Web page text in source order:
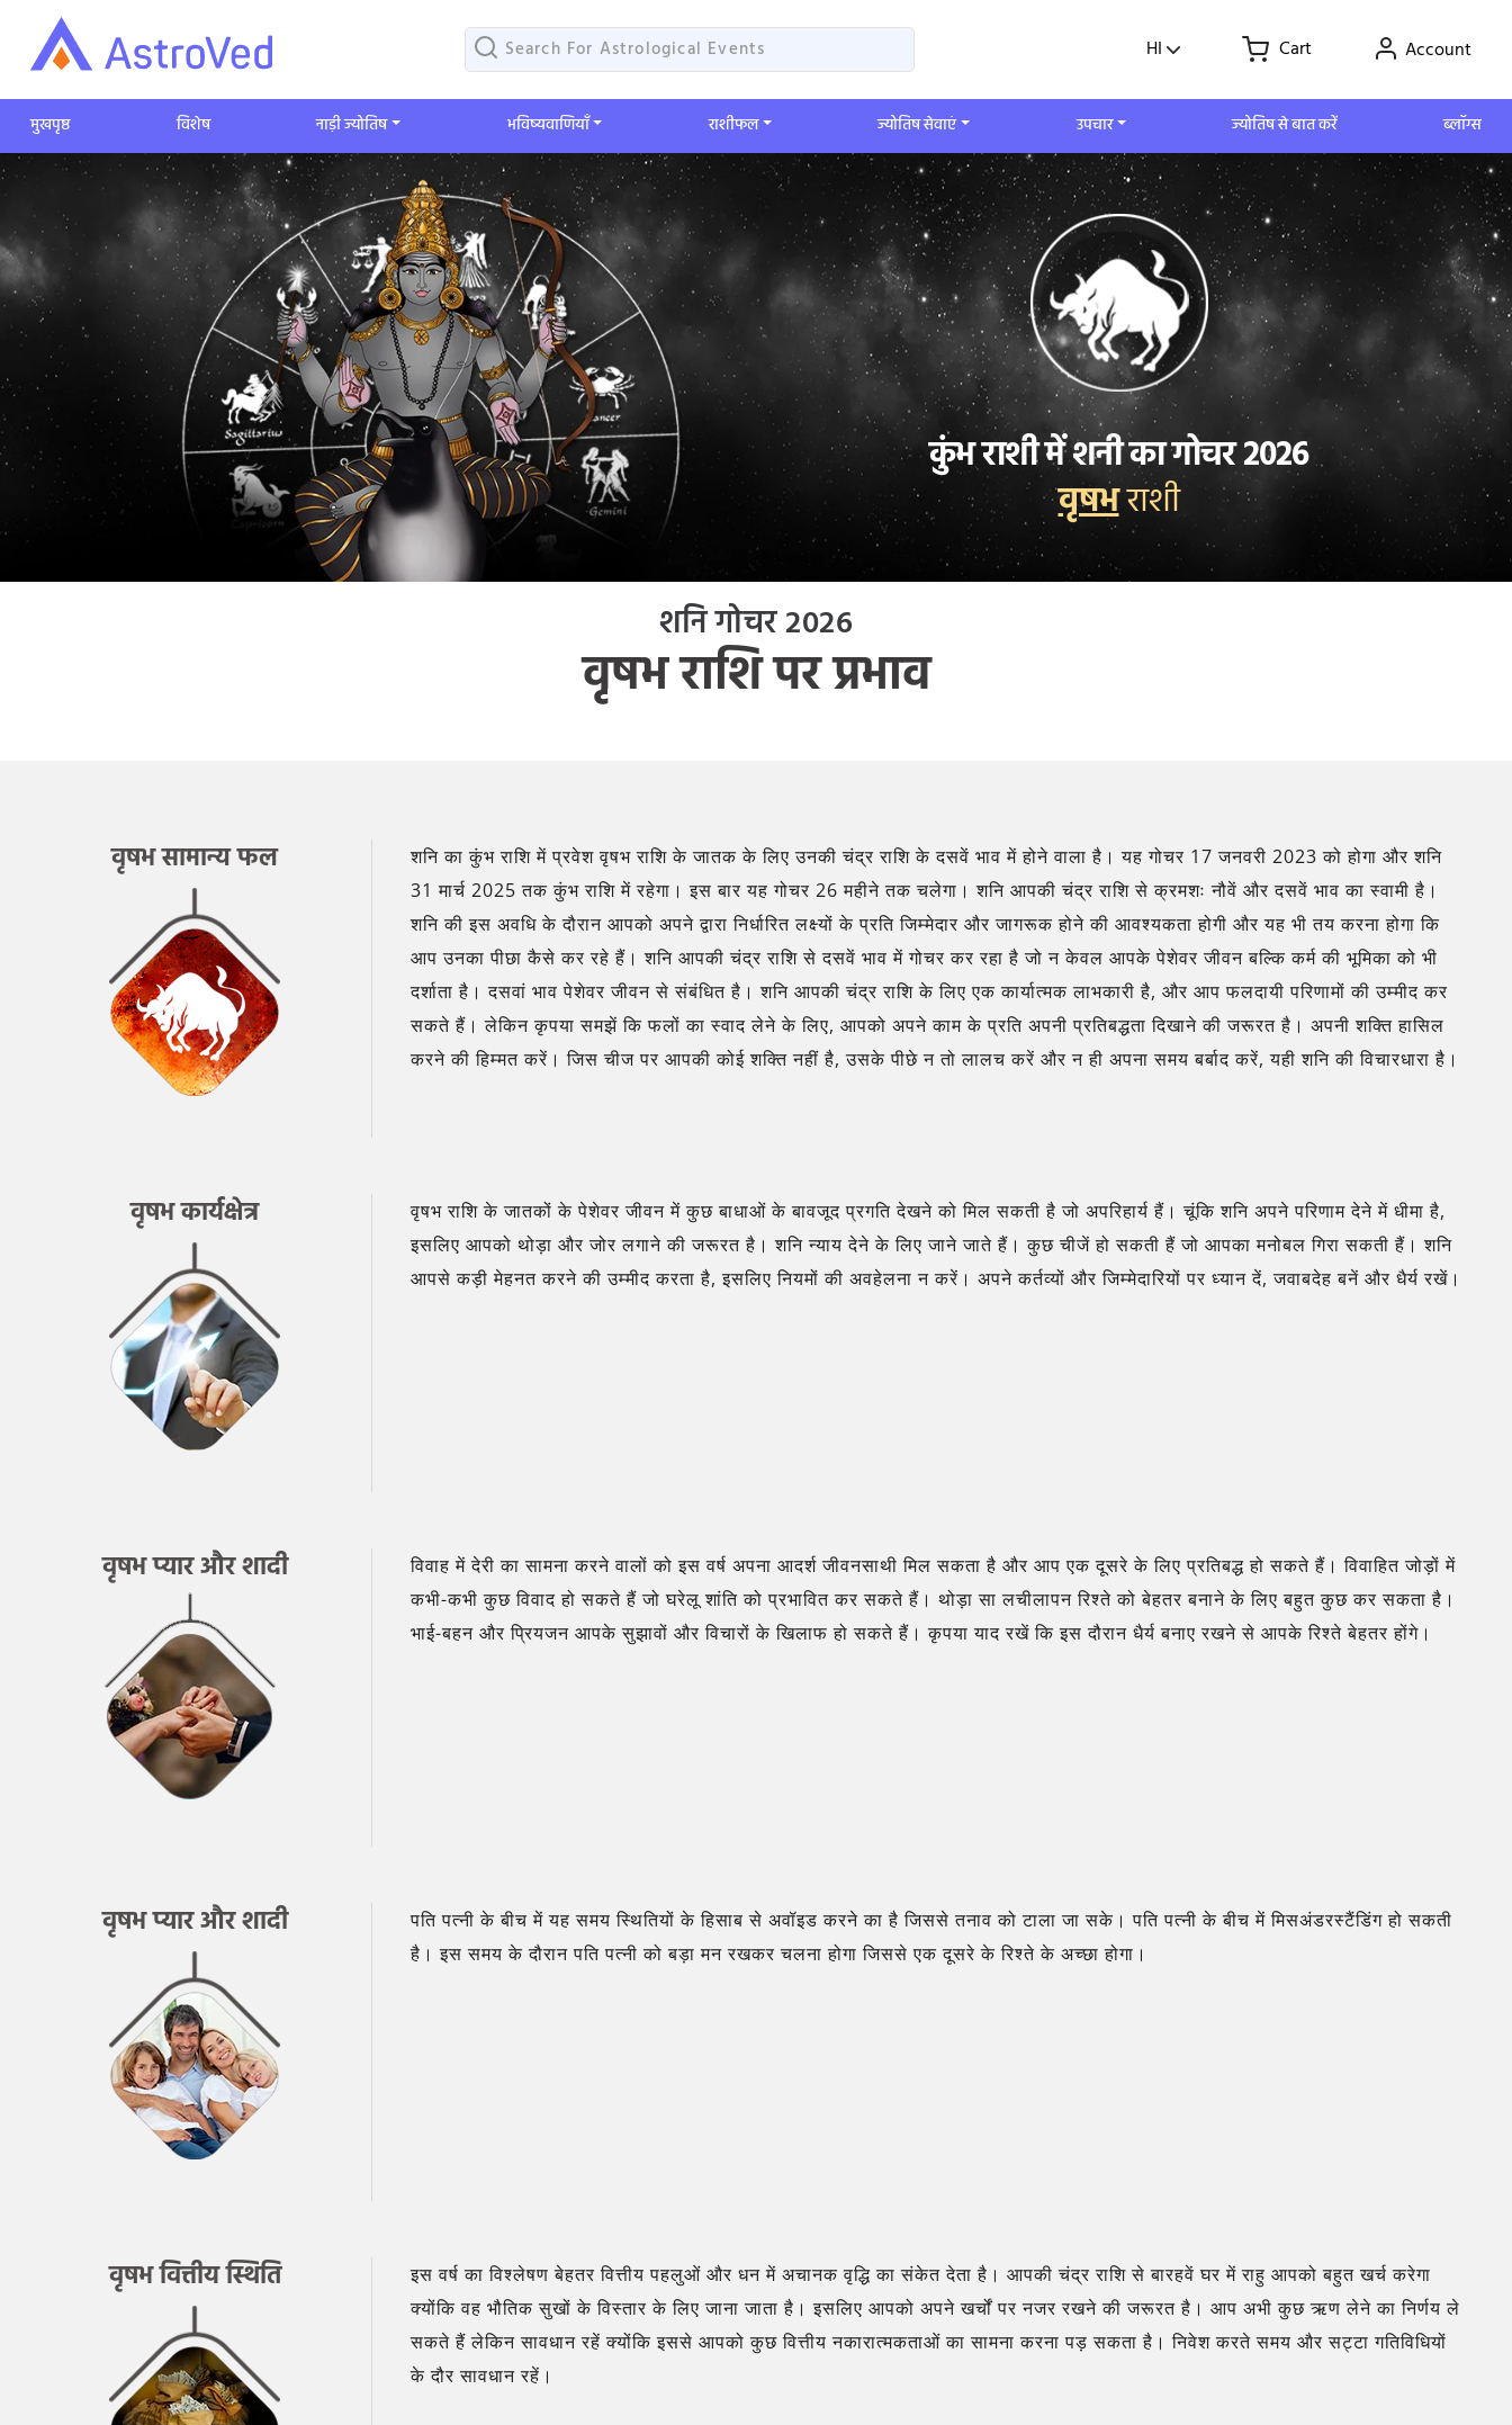
HI Cart Account
मुखपृष्ठ विशेष ​नाड़ी ज्योतिष भविष्यवाणियाँ ​राशीफल ज्योतिष सेवाएं उपचार ज्योतिष से बात करें ब्लॉग्स
कुंभ राशी में शनी का गोचर 2026
वृषभराशी
शनि गोचर 2026
वृषभ राशि पर प्रभाव
वृषभ सामान्य फल
शनि का कुंभ राशि में प्रवेश वृषभ राशि के जातक के लिए उनकी चंद्र राशि के दसवें भाव में होने वाला है। यह गोचर 17 जनवरी 2023 को होगा और शनि
31 मार्च 2025 तक कुंभ राशि में रहेगा। इस बार यह गोचर 26 महीने तक चलेगा। शनि आपकी चंद्र राशि से क्रमशः नौवें और दसवें भाव का स्वामी है।
शनि की इस अवधि के दौरान आपको अपने द्वारा निर्धारित लक्ष्यों के प्रति जिम्मेदार और जागरूक होने की आवश्यकता होगी और यह भी तय करना होगा कि
आप उनका पीछा कैसे कर रहे हैं। शनि आपकी चंद्र राशि से दसवें भाव में गोचर कर रहा है जो न केवल आपके पेशेवर जीवन बल्कि कर्म की भूमिका को भी
दर्शाता है। दसवां भाव पेशेवर जीवन से संबंधित है। शनि आपकी चंद्र राशि के लिए एक कार्यात्मक लाभकारी है, और आप फलदायी परिणामों की उम्मीद कर
सकते हैं। लेकिन कृपया समझें कि फलों का स्वाद लेने के लिए, आपको अपने काम के प्रति अपनी प्रतिबद्धता दिखाने की जरूरत है। अपनी शक्ति हासिल
करने की हिम्मत करें। जिस चीज पर आपकी कोई शक्ति नहीं है, उसके पीछे न तो लालच करें और न ही अपना समय बर्बाद करें, यही शनि की विचारधारा है।
वृषभ कार्यक्षेत्र
वृषभ राशि के जातकों के पेशेवर जीवन में कुछ बाधाओं के बावजूद प्रगति देखने को मिल सकती है जो अपरिहार्य हैं। चूंकि शनि अपने परिणाम देने में धीमा है,
इसलिए आपको थोड़ा और जोर लगाने की जरूरत है। शनि न्याय देने के लिए जाने जाते हैं। कुछ चीजें हो सकती हैं जो आपका मनोबल गिरा सकती हैं। शनि
आपसे कड़ी मेहनत करने की उम्मीद करता है, इसलिए नियमों की अवहेलना न करें। अपने कर्तव्यों और जिम्मेदारियों पर ध्यान दें, जवाबदेह बनें और धैर्य रखें।
वृषभ प्यार और शादी
विवाह में देरी का सामना करने वालों को इस वर्ष अपना आदर्श जीवनसाथी मिल सकता है और आप एक दूसरे के लिए प्रतिबद्ध हो सकते हैं। विवाहित जोड़ों में
कभी-कभी कुछ विवाद हो सकते हैं जो घरेलू शांति को प्रभावित कर सकते हैं। थोड़ा सा लचीलापन रिश्ते को बेहतर बनाने के लिए बहुत कुछ कर सकता है।
भाई-बहन और प्रियजन आपके सुझावों और विचारों के खिलाफ हो सकते हैं। कृपया याद रखें कि इस दौरान धैर्य बनाए रखने से आपके रिश्ते बेहतर होंगे।
वृषभ प्यार और शादी
पति पत्नी के बीच में यह समय स्थितियों के हिसाब से अवॉइड करने का है जिससे तनाव को टाला जा सके। पति पत्नी के बीच में मिसअंडरस्टैंडिंग हो सकती
है। इस समय के दौरान पति पत्नी को बड़ा मन रखकर चलना होगा जिससे एक दूसरे के रिश्ते के अच्छा होगा।
वृषभ वित्तीय स्थिति
इस वर्ष का विश्लेषण बेहतर वित्तीय पहलुओं और धन में अचानक वृद्धि का संकेत देता है। आपकी चंद्र राशि से बारहवें घर में राहु आपको बहुत खर्च करेगा
क्योंकि वह भौतिक सुखों के विस्तार के लिए जाना जाता है। इसलिए आपको अपने खर्चों पर नजर रखने की जरूरत है। आप अभी कुछ ऋण लेने का निर्णय ले
सकते हैं लेकिन सावधान रहें क्योंकि इससे आपको कुछ वित्तीय नकारात्मकताओं का सामना करना पड़ सकता है। निवेश करते समय और सट्टा गतिविधियों
के दौर सावधान रहें।